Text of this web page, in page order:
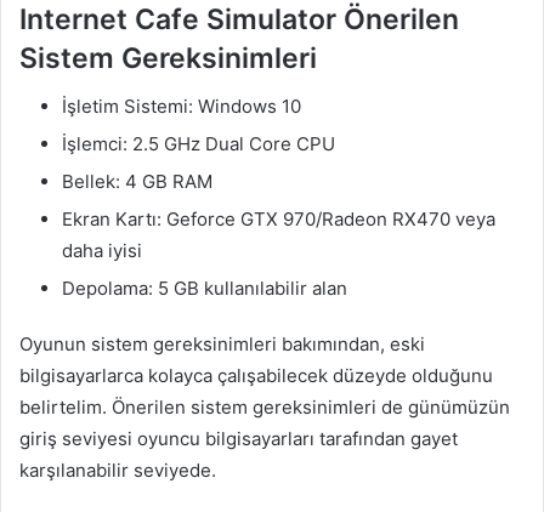
Internet Cafe Simulator Önerilen
Sistem Gereksinimleri
İşletim Sistemi: Windows 10
İşlemci: 2.5 GHz Dual Core CPU
Bellek: 4 GB RAM
Ekran Kartı: Geforce GTX 970/Radeon RX470 veya
daha iyisi
Depolama: 5 GB kullanılabilir alan
Oyunun sistem gereksinimleri bakımından, eski
bilgisayarlarca kolayca çalışabilecek düzeyde olduğunu
belirtelim. Önerilen sistem gereksinimleri de günümüzün
giriş seviyesi oyuncu bilgisayarları tarafından gayet
karşılanabilir seviyede.